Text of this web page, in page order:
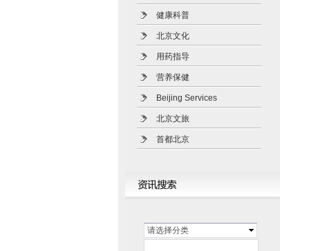
健康科普
北京文化
用药指导
营养保健
Beijing Services
北京文旅
首都北京
请选择分类